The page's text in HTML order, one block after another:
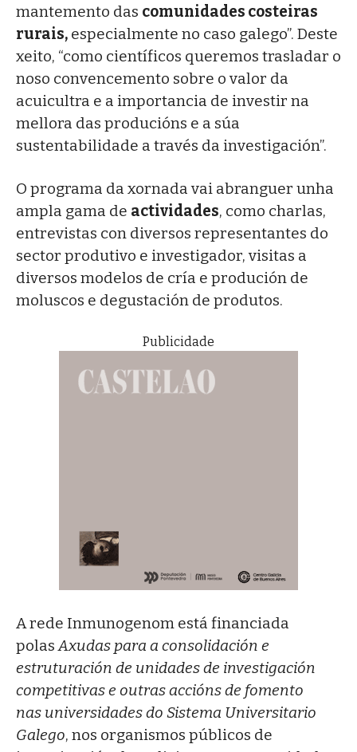
mantemento das comunidades costeiras
rurais, especialmente no caso galego”. Deste
xeito, “como científicos queremos trasladar o
noso convencemento sobre o valor da
acuicultra e a importancia de investir na
mellora das producións e a súa
sustentabilidade a través da investigación”.
O programa da xornada vai abranguer unha
ampla gama de actividades, como charlas,
entrevistas con diversos representantes do
sector produtivo e investigador, visitas a
diversos modelos de cría e produción de
moluscos e degustación de produtos.
Publicidade
A rede Inmunogenom está financiada
polasAxudas para a consolidación e
estruturación de unidades de investigación
competitivas e outras accións de fomento
nas universidades do Sistema Universitario
Galego, nos organismos públicos de